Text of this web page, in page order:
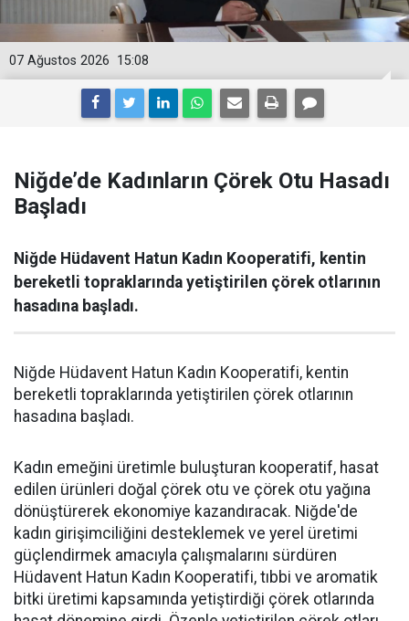
15:08
07 Ağustos 2026
Niğde’de Kadınların Çörek Otu Hasadı
Başladı
Niğde Hüdavent Hatun Kadın Kooperatifi, kentin
bereketli topraklarında yetiştirilen çörek otlarının
hasadına başladı.
Niğde Hüdavent Hatun Kadın Kooperatifi, kentin
bereketli topraklarında yetiştirilen çörek otlarının
hasadına başladı.
Kadın emeğini üretimle buluşturan kooperatif, hasat
edilen ürünleri doğal çörek otu ve çörek otu yağına
dönüştürerek ekonomiye kazandıracak. Niğde'de
kadın girişimciliğini desteklemek ve yerel üretimi
güçlendirmek amacıyla çalışmalarını sürdüren
Hüdavent Hatun Kadın Kooperatifi, tıbbi ve aromatik
bitki üretimi kapsamında yetiştirdiği çörek otlarında